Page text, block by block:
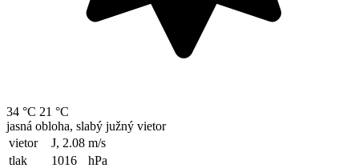
34 °C 21 °C
jasná obloha, slabý južný vietor
vietor
J, 2.08 m/s
tlak
1016
hPa